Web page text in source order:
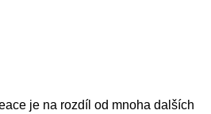
je na rozdíl od mnoha dalších